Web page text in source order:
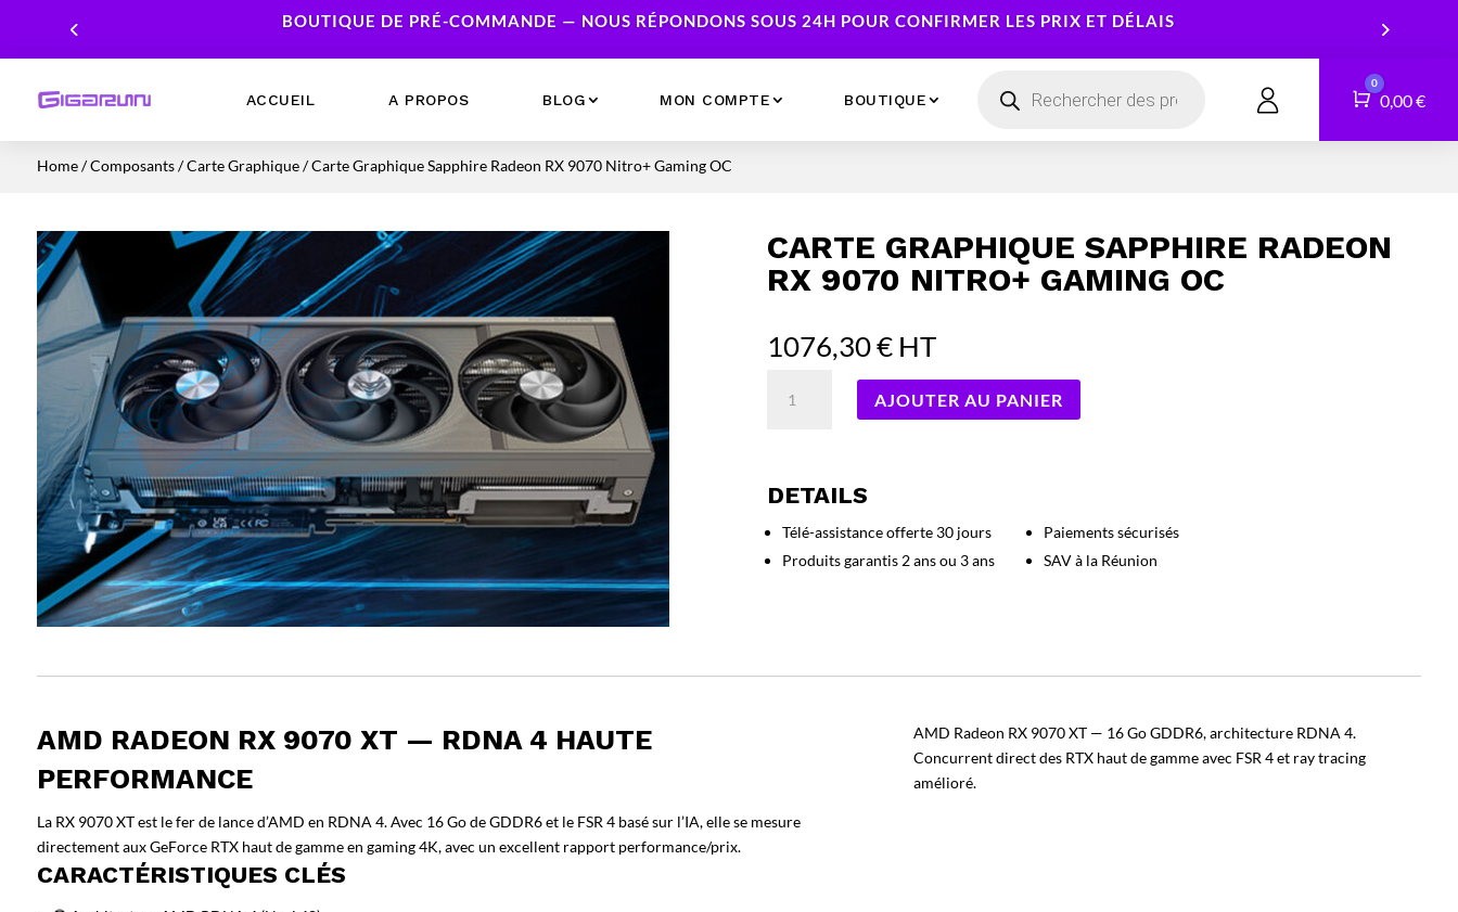
BOUTIQUE DE PRÉ-COMMANDE — NOUS RÉPONDONS SOUS 24H POUR CONFIRMER LES PRIX ET DÉLAIS
ACCUEIL A PROPOS BLOG MON COMPTE BOUTIQUE CONTACT
produits
Panier
0
0,00€
Home/Composants/Carte Graphique/ Carte Graphique Sapphire Radeon RX 9070 Nitro+ Gaming OC
CARTE GRAPHIQUE SAPPHIRE RADEON
RX 9070 NITRO+ GAMING OC
1076,30€ HT
Radeon
RX
9070
AJOUTER AU PANIER
DETAILS
Télé-assistance offerte 30 jours
Produits garantis 2 ans ou 3 ans
Paiements sécurisés
SAV à la Réunion
AMD RADEON RX 9070 XT — RDNA 4 HAUTE
PERFORMANCE
La RX 9070 XT est le fer de lance d’AMD en RDNA 4. Avec 16 Go de GDDR6 et le FSR 4 basé sur l’IA, elle se mesure
directement aux GeForce RTX haut de gamme en gaming 4K, avec un excellent rapport performance/prix.
CARACTÉRISTIQUES CLÉS
AMD Radeon RX 9070 XT — 16 Go GDDR6, architecture RDNA 4.
Concurrent direct des RTX haut de gamme avec FSR 4 et ray tracing
amélioré.
Ordinateurs Fixes
Workstation
Carte Graphique
Mémoire RAM
Stockage
Alimentations PC
Cartes mères
Accessoires
Imprimantes
Caméras & Sécurité
Réseau
Onduleurs
Tablettes
Montres connectées
Services